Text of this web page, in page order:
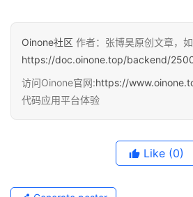
<pluginRepository>
<id>aliyun</id>
<url>https://
<enabled>true</
<
<snapshots
/pluginRepositories>
<activeProfiles
Oinone社区 作者：张博昊原创文章，
https://doc.oinone.top/backend/
访问Oinone官网:https://
代码应用平台体验
Like (0)